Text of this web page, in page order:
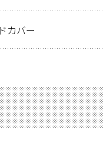
カバー